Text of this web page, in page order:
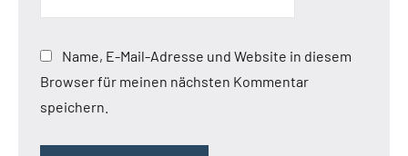
Name, E-Mail-Adresse und Website in diesem
Browser für meinen nächsten Kommentar
speichern.